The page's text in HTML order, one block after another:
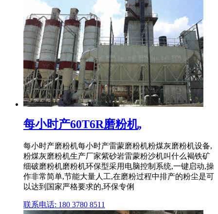
每小时产60T6R磨粉机,
每小时产磨粉机每小时产雷蒙磨粉机粉煤灰磨粉机设备,
粉煤灰磨粉机生产厂家紫砂岩雷蒙粉沙机叫什么褐铁矿
细破磨粉机磨粉机环保型采用电脑控制系统,一键启动,操
作非常简单,节能大量人工,在磨粉过程中排产的粉尘是可
以达到国家严格要求的,环保专俐
联系电话: 180 3780 8511